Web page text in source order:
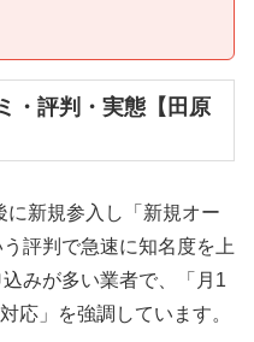
・評判・実態【田原
に新規参入し「新規オー
評判で急速に知名度を上
みが多い業者で、「月1
応」を強調しています。